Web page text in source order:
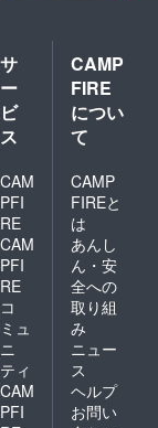
典①の
『選手
サイ
ン』
は、選
手の指
定は不
ベスト
電器ス
タジア
ム内/場
所/掲載
期間は
未定
スポ
ンサー
ボード
に掲出
するお
名前を
せてい
ただき
ます。
【ユニ
フォー
ムサイ
イズ 着
丈 身幅
裾幅 袖
丈 袖口
幅 天幅
72cm
106cm
106cm
22cm
17cm
18.5cm
【限定
数】 サ
サ
ー
ビ
ス
CAM
PFI
RE
CAM
PFI
RE
コ
ミュ
ニ
ティ
CAM
PFI
CAMP
FIRE
につい
て
CAMP
FIREと
は
あんし
ん・安
全への
取り組
み
ニュー
ス
ヘルプ
お問い